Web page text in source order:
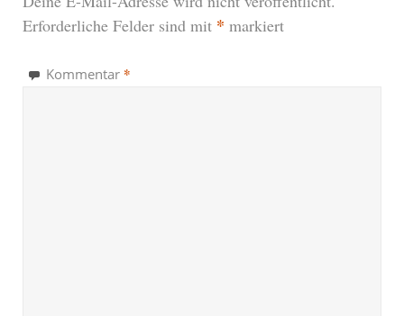
Erforderliche Felder sind mit * markiert
Kommentar *